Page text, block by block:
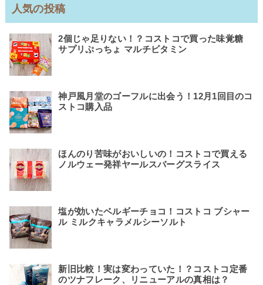
人気の投稿
2個じゃ足りない！？コストコで買った味覚糖
サプリぷっちょ マルチビタミン
神戸風月堂のゴーフルに出会う！12月1回目のコ
ストコ購入品
ほんのり苦味がおいしいの！コストコで買える
ノルウェー発祥ヤールスバーグスライス
塩が効いたベルギーチョコ！コストコ ブシャー
ル ミルクキャラメルシーソルト
新旧比較！実は変わっていた！？コストコ定番
のツナフレーク、リニューアルの真相は？